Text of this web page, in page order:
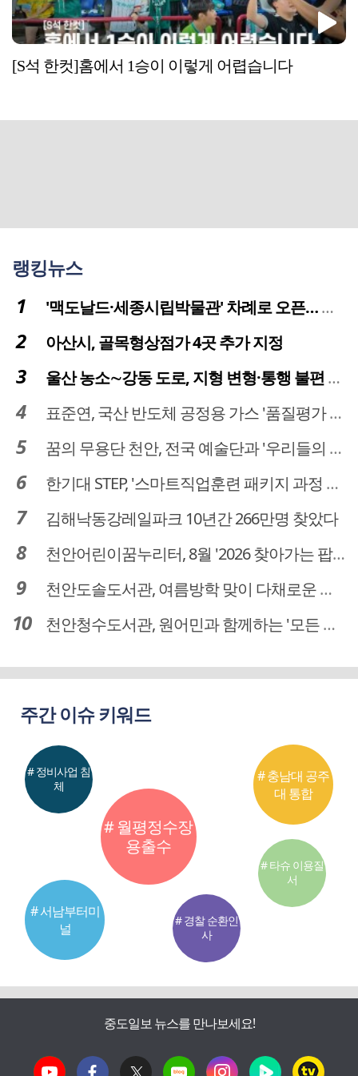
[S석 한컷]홈에서 1승이 이렇게 어렵습니다
랭킹뉴스
'맥도날드·세종시립박물관' 차례로 오픈… 고운동 정주여건 좋아진다
아산시, 골목형상점가 4곳 추가 지정
울산 농소∼강동 도로, 지형 변형·통행 불편 해법 찾는다
표준연, 국산 반도체 공정용 가스 '품질평가 체계' 구축
꿈의 무용단 천안, 전국 예술단과 '우리들의 하모니' 선보여
한기대 STEP, '스마트직업훈련 패키지 과정 3기' 모집
김해낙동강레일파크 10년간 266만명 찾았다
천안어린이꿈누리터, 8월 '2026 찾아가는 팝업놀이터' 운영
천안도솔도서관, 여름방학 맞이 다채로운 독서문화 프로그램 운영
천안청수도서관, 원어민과 함께하는 '모든 영어 모든 독서' 운영
주간 이슈 키워드
# 월평정수장
용출수
# 서남부터미
널
# 충남대 공주
대 통합
# 정비사업 침
체
# 경찰 순환인
사
# 타슈 이용질
서
중도일보 뉴스를 만나보세요!